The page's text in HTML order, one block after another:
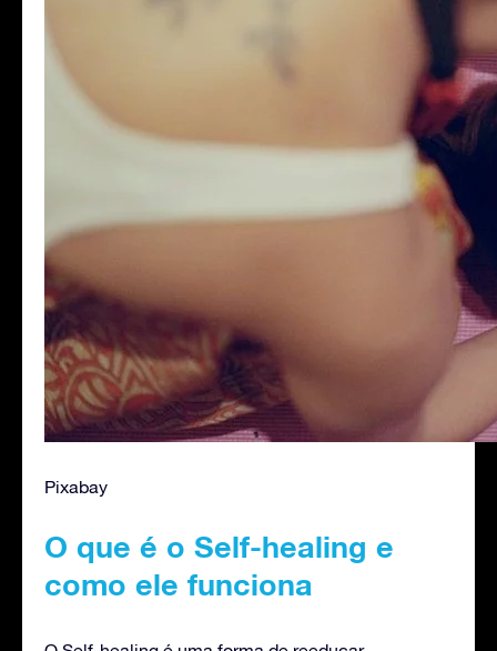
Pixabay
O que é o Self-healing e
como ele funciona